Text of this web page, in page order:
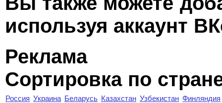
используя аккаунт
Реклама
Сортировка по
Россия Украина Беларусь Казахстан Узбекистан Финляндия